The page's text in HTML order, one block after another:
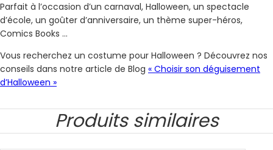
Parfait à l’occasion d’un carnaval, Halloween, un spectacle
d’école, un goûter d’anniversaire, un thème super-héros,
Comics Books …
Vous recherchez un costume pour Halloween ? Découvrez nos
conseils dans notre article de Blog « Choisir son déguisement
d’Halloween »
Produits similaires